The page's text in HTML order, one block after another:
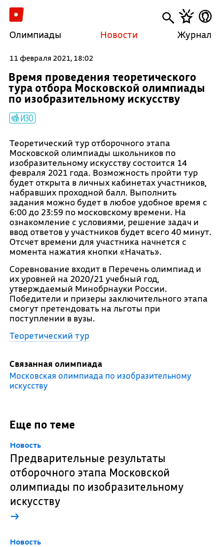
Олимпиады Новости Журнал
11 февраля 2021, 18:02
Время проведения теоретического
тура отбора Московской олимпиады
по изобразительному искусству
ИЗО
Теоретический тур отборочного этапа
Московской олимпиады школьников по
изобразительному искусству состоится 14
февраля 2021 года. Возможность пройти тур
будет открыта в личных кабинетах участников,
набравших проходной балл. Выполнить
задания можно будет в любое удобное время с
6:00 до 23:59 по московскому времени. На
ознакомление с условиями, решение задач и
ввод ответов у участников будет всего 40 минут.
Отсчет времени для участника начнется с
момента нажатия кнопки «Начать».
Соревнование входит в Перечень олимпиад и
их уровней на 2020/21 учебный год,
утверждаемый Минобрнауки России.
Победители и призеры заключительного этапа
смогут претендовать на льготы при
поступлении в вузы.
Теоретический тур
Связанная олимпиада
Московская олимпиада по изобразительному
искусству
Еще по теме
Новость
Предварительные результаты
отборочного этапа Московской
олимпиады по изобразительному
искусству
→
Новость